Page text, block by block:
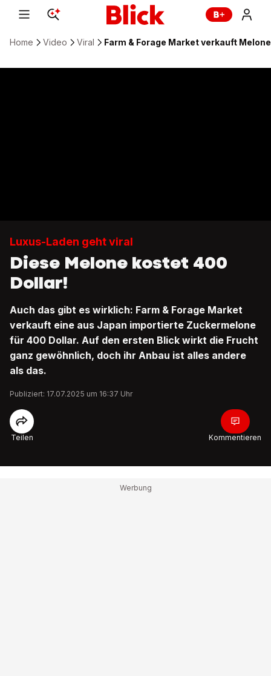
Home Video Viral Farm & Forage Market verkauft
Luxus-Laden geht viral
Diese Melone kostet 400
Dollar!
Auch das gibt es wirklich: Farm & Forage Market
verkauft eine aus Japan importierte Zuckermelone
für 400 Dollar. Auf den ersten Blick wirkt die Frucht
ganz gewöhnlich, doch ihr Anbau ist alles andere
als das.
Publiziert: 17.07.2025 um 16:37 Uhr
Teilen Kommentieren